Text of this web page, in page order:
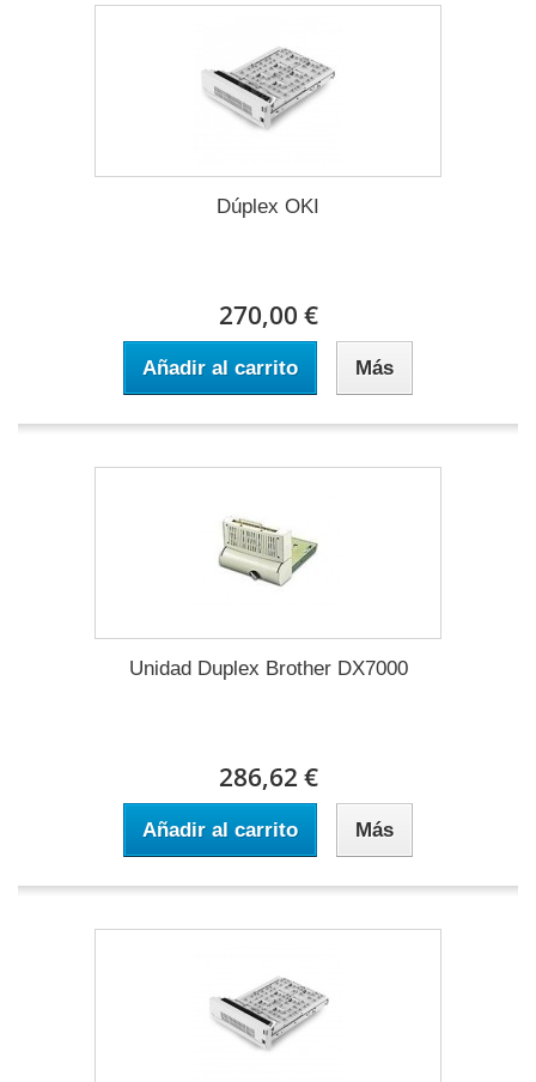
Dúplex OKI
270,00 €
Añadir al carrito Más
Unidad Duplex Brother DX7000
286,62 €
Añadir al carrito Más